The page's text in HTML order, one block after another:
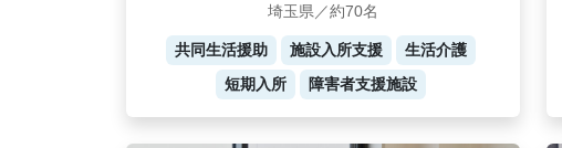
埼玉県／約70名
共同生活援助 施設入所支援
生活介護
短期入所
障害者支援施設